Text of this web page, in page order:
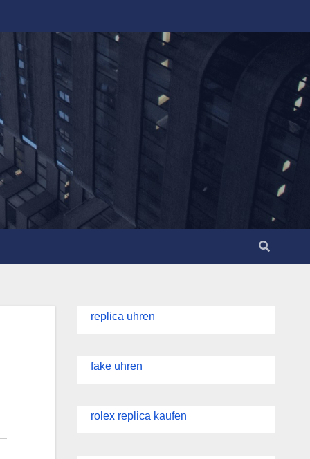
replica uhren
fake uhren
rolex replica kaufen